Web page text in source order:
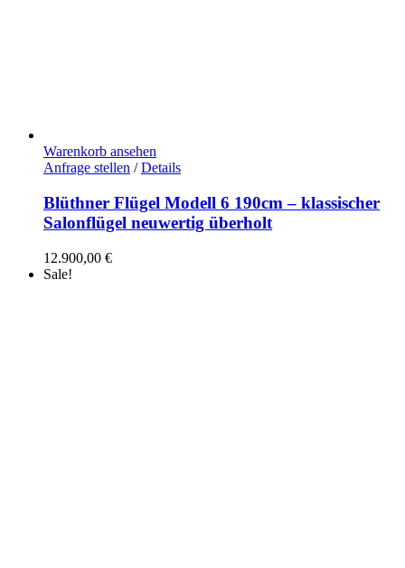
Warenkorb ansehen
Anfrage stellen / Details
Blüthner Flügel Modell 6 190cm – klassischer
Salonflügel neuwertig überholt
12.900,00 €
Sale!